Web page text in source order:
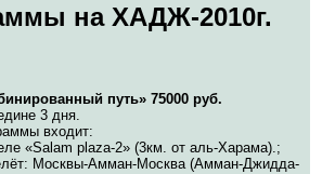
на ХАДЖ-2010г.
путь» 75000 руб.
3 дня.
входит:
«Salam plaza-2» (3км. от аль-Харама).;
Москвы-Амман-Москва (Амман-Джидда-